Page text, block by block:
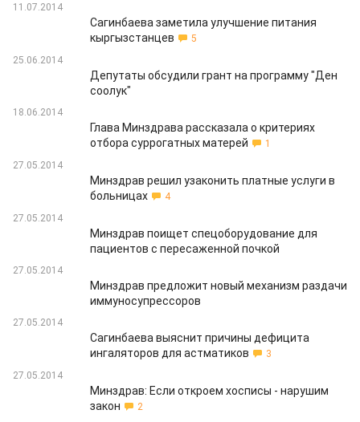
11.07.2014
Сагинбаева заметила улучшение питания
кыргызстанцев
5
25.06.2014
Депутаты обсудили грант на программу "Ден
соолук"
18.06.2014
Глава Минздрава рассказала о критериях
отбора суррогатных матерей
1
27.05.2014
Минздрав решил узаконить платные услуги в
больницах
4
27.05.2014
Минздрав поищет спецоборудование для
пациентов с пересаженной почкой
27.05.2014
Минздрав предложит новый механизм раздачи
иммуносупрессоров
27.05.2014
Сагинбаева выяснит причины дефицита
ингаляторов для астматиков
3
27.05.2014
Минздрав: Если откроем хосписы - нарушим
закон
2